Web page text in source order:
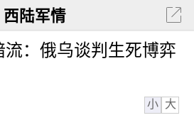
西陆军情
：俄乌谈判生死博弈
小 大